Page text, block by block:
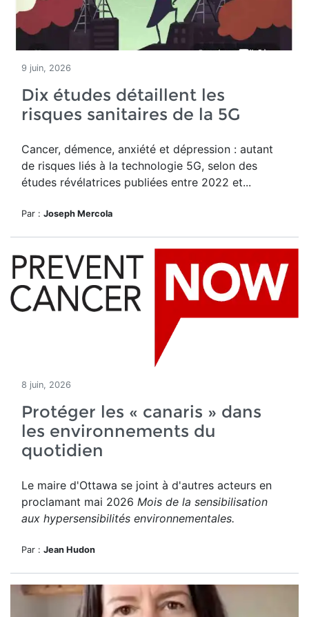
9 juin, 2026
Dix études détaillent les
risques sanitaires de la 5G
Cancer, démence, anxiété et dépression : autant
de risques liés à la technologie 5G, selon des
études révélatrices publiées entre 2022 et...
Par : Joseph Mercola
8 juin, 2026
Protéger les « canaris » dans
les environnements du
quotidien
Le maire d'Ottawa se joint à d'autres acteurs en
proclamant mai 2026 Mois de la sensibilisation
aux hypersensibilités environnementales.
Par : Jean Hudon